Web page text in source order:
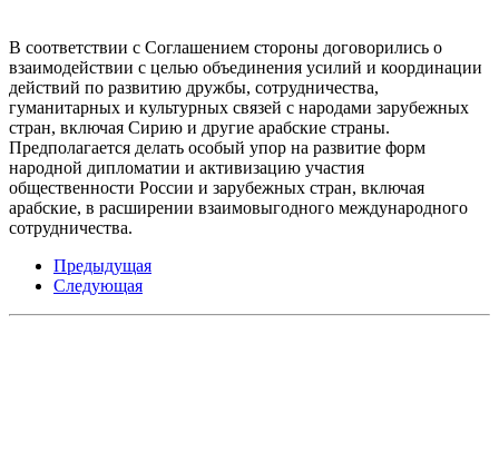
В соответствии с Соглашением стороны договорились о
взаимодействии с целью объединения усилий и координации
действий по развитию дружбы, сотрудничества,
гуманитарных и культурных связей с народами зарубежных
стран, включая Сирию и другие арабские страны.
Предполагается делать особый упор на развитие форм
народной дипломатии и активизацию участия
общественности России и зарубежных стран, включая
арабские, в расширении взаимовыгодного международного
сотрудничества.
Предыдущая
Следующая